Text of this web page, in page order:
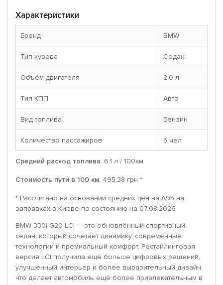
Характеристики
Бренд BMW
Тип кузова Седан
Объём двигателя 2.0 л
Тип КПП Авто
Вид топлива Бензин
Количество пассажиров 5 чел
Средний расход топлива: 6.1 л / 100км
Стоимость пути в 100 км: 495.38 грн *
* Рассчитано на основании средних цен на A95 на
заправках в Киеве по состоянию на 07.08.2026
BMW 330i G20 LCI — это обновлённый спортивный
седан, который сочетает динамику, современные
технологии и премиальный комфорт. Рестайлинговая
версия LCI получила ещё больше цифровых решений,
улучшенный интерьер и более выразительный дизайн,
что делает автомобиль ещё более привлекательным в